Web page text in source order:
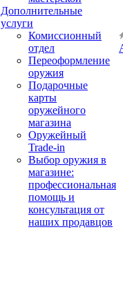
Дополнительные
услуги
Комиссионный
отдел
Переоформление
оружия
Подарочные
карты
оружейного
магазина
Оружейный
Trade-in
Выбор оружия в
магазине:
профессиональная
помощь и
консультация от
наших продавцов